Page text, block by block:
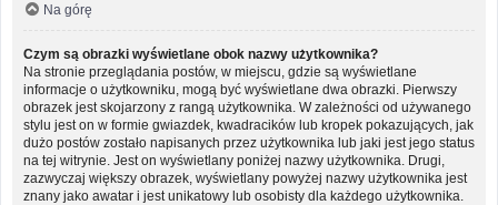
Na górę
Czym są obrazki wyświetlane obok nazwy użytkownika?
Na stronie przeglądania postów, w miejscu, gdzie są wyświetlane
informacje o użytkowniku, mogą być wyświetlane dwa obrazki. Pierwszy
obrazek jest skojarzony z rangą użytkownika. W zależności od używanego
stylu jest on w formie gwiazdek, kwadracików lub kropek pokazujących, jak
dużo postów zostało napisanych przez użytkownika lub jaki jest jego status
na tej witrynie. Jest on wyświetlany poniżej nazwy użytkownika. Drugi,
zazwyczaj większy obrazek, wyświetlany powyżej nazwy użytkownika jest
znany jako awatar i jest unikatowy lub osobisty dla każdego użytkownika.